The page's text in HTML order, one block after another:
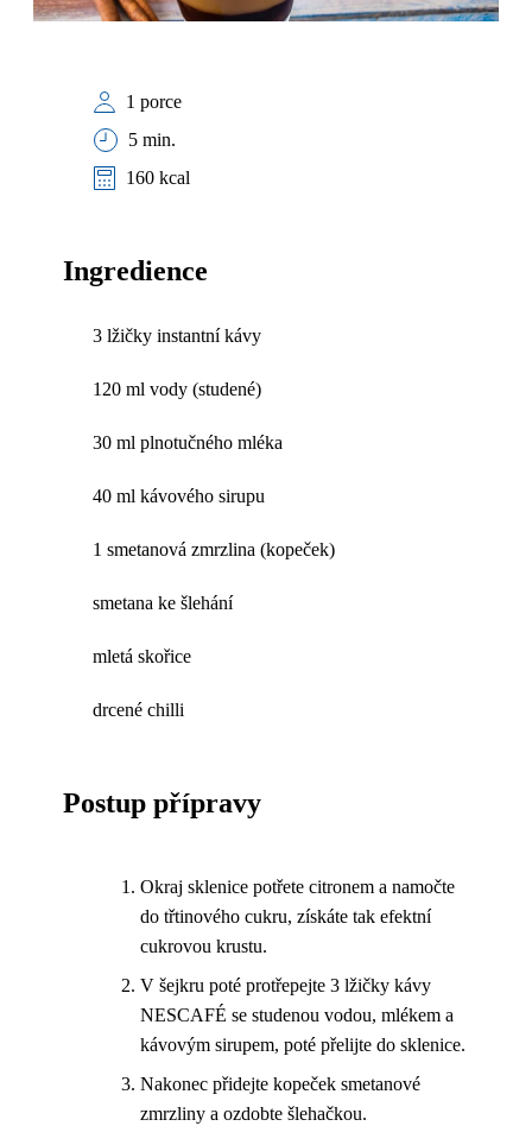
1 porce
5 min.
160 kcal
Ingredience
3 lžičky instantní kávy
120 ml vody (studené)
30 ml plnotučného mléka
40 ml kávového sirupu
1 smetanová zmrzlina (kopeček)
smetana ke šlehání
mletá skořice
drcené chilli
Postup přípravy
Okraj sklenice potřete citronem a namočte
do třtinového cukru, získáte tak efektní
cukrovou krustu.
V šejkru poté protřepejte 3 lžičky kávy
NESCAFÉ se studenou vodou, mlékem a
kávovým sirupem, poté přelijte do sklenice.
Nakonec přidejte kopeček smetanové
zmrzliny a ozdobte šlehačkou.